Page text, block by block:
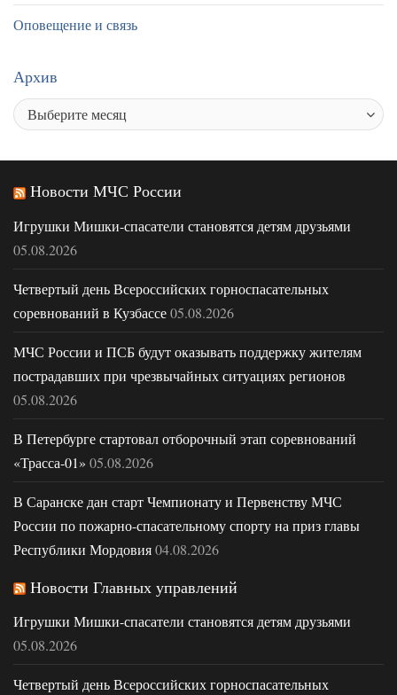
Оповещение и связь
Архив
Новости МЧС России
Игрушки Мишки-спасатели становятся детям друзьями
05.08.2026
Четвертый день Всероссийских горноспасательных
соревнований в Кузбассе05.08.2026
МЧС России и ПСБ будут оказывать поддержку жителям
пострадавших при чрезвычайных ситуациях регионов
05.08.2026
В Петербурге стартовал отборочный этап соревнований
«Трасса-01» 05.08.2026
В Саранске дан старт Чемпионату и Первенству МЧС
России по пожарно-спасательному спорту на приз главы
Республики Мордовия04.08.2026
Новости Главных управлений
Игрушки Мишки-спасатели становятся детям друзьями
05.08.2026
Четвертый день Всероссийских горноспасательных